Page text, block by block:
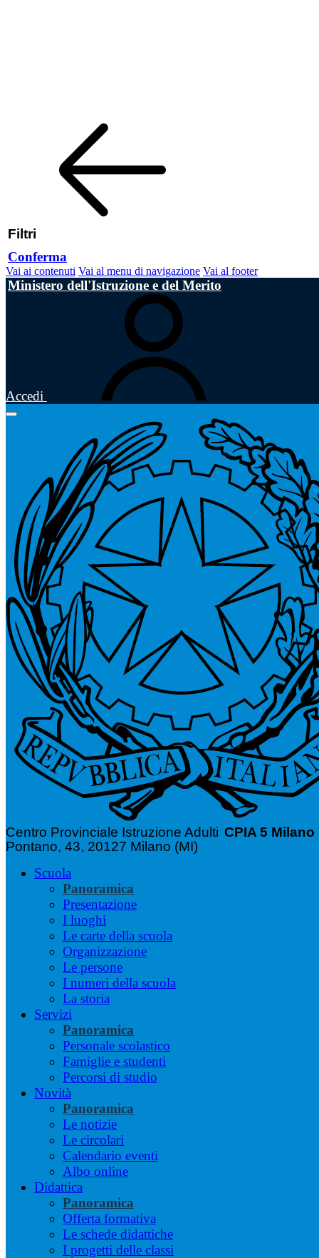
Filtri
Conferma
Vai ai contenuti Vai al menu di navigazione Vai al footer
Ministero dell'Istruzione e del Merito
Accedi
Centro Provinciale Istruzione Adulti CPIA 5 Milano
Pontano, 43, 20127 Milano (MI)
Scuola
Panoramica
Presentazione
I luoghi
Le carte della scuola
Organizzazione
Le persone
I numeri della scuola
La storia
Servizi
Panoramica
Personale scolastico
Famiglie e studenti
Percorsi di studio
Novità
Panoramica
Le notizie
Le circolari
Calendario eventi
Albo online
Didattica
Panoramica
Offerta formativa
Le schede didattiche
I progetti delle classi